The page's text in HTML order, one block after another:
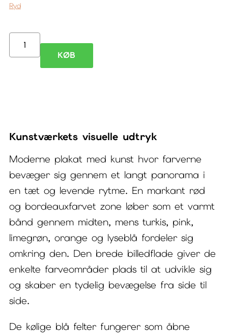
Ryd
Jungle
med
kunst
antal
KØB
Kunstværkets visuelle udtryk
Moderne plakat med kunst hvor farverne
bevæger sig gennem et langt panorama i
en tæt og levende rytme. En markant rød
og bordeauxfarvet zone løber som et varmt
bånd gennem midten, mens turkis, pink,
limegrøn, orange og lyseblå fordeler sig
omkring den. Den brede billedflade giver de
enkelte farveområder plads til at udvikle sig
og skaber en tydelig bevægelse fra side til
side.
De kølige blå felter fungerer som åbne